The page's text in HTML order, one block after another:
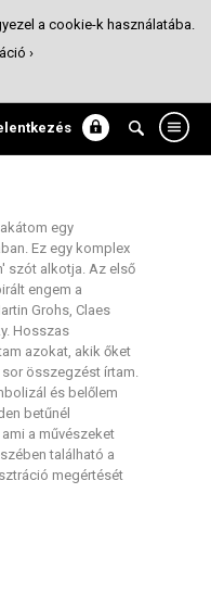
egy
Ez egy komplex
szót alkotja. Az első
engem a
Grohs, Claes
Hosszas
azokat, akik őket
összegzést írtam.
és belőlem
betűnél
a művészeket
található a
megértését
a cookie-k használatába.
›